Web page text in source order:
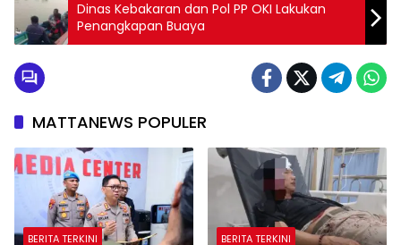
Dinas Kebakaran dan Pol PP OKI Lakukan
Penangkapan Buaya
MATTANEWS POPULER
BERITA TERKINI BERITA TERKINI